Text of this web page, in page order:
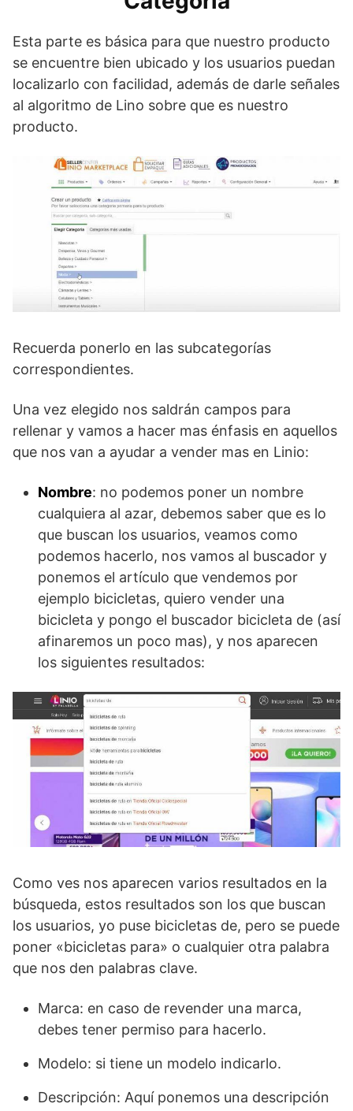
Esta parte es básica para que nuestro producto
se encuentre bien ubicado y los usuarios puedan
localizarlo con facilidad, además de darle señales
al algoritmo de Lino sobre que es nuestro
producto.
Recuerda ponerlo en las subcategorías
correspondientes.
Una vez elegido nos saldrán campos para
rellenar y vamos a hacer mas énfasis en aquellos
que nos van a ayudar a vender mas en Linio:
Nombre: no podemos poner un nombre
cualquiera al azar, debemos saber que es lo
que buscan los usuarios, veamos como
podemos hacerlo, nos vamos al buscador y
ponemos el artículo que vendemos por
ejemplo bicicletas, quiero vender una
bicicleta y pongo el buscador bicicleta de (así
afinaremos un poco mas), y nos aparecen
los siguientes resultados:
Como ves nos aparecen varios resultados en la
búsqueda, estos resultados son los que buscan
los usuarios, yo puse bicicletas de, pero se puede
poner «bicicletas para» o cualquier otra palabra
que nos den palabras clave.
Marca: en caso de revender una marca,
debes tener permiso para hacerlo.
Modelo: si tiene un modelo indicarlo.
Descripción: Aquí ponemos una descripción